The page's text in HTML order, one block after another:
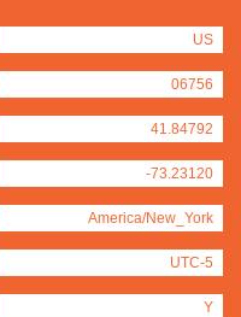
US
06756
41.84792
-73.23120
America/New_York
UTC-5
Y